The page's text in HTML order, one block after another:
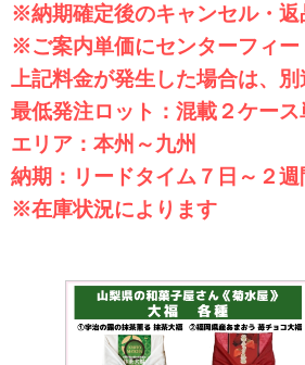
※納期確定後のキャンセル・返
※ご案内単価にセンターフィ
上記料金が発生した場合は、
最低発注ロット：混載２ケー
エリア：本州～九州
納期：リードタイム７日～２週
※在庫状況によります